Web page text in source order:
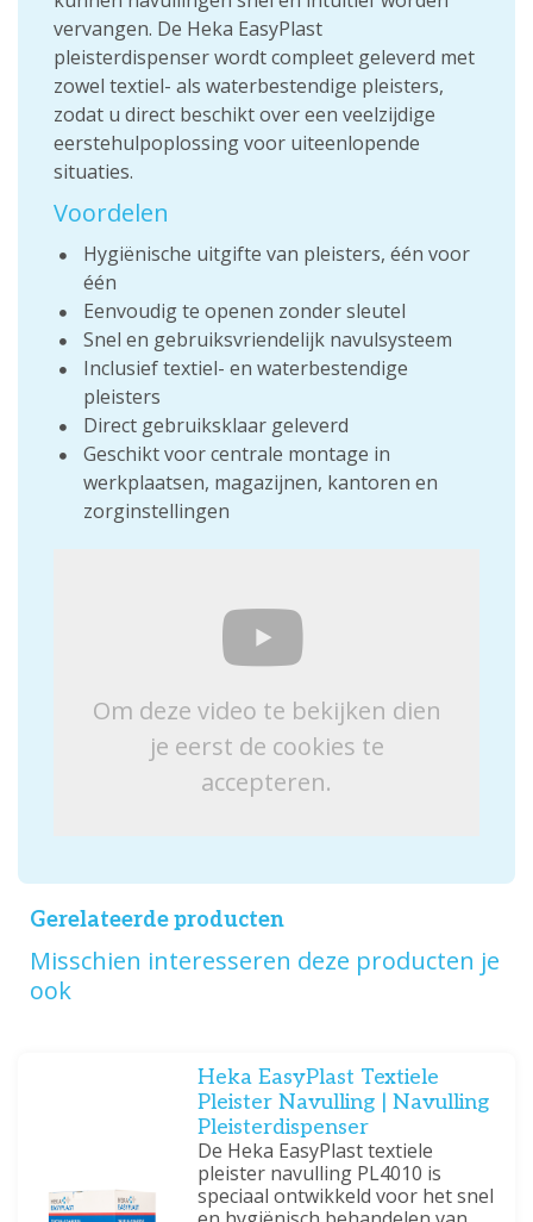
vervangen. De Heka EasyPlast
pleisterdispenser wordt compleet geleverd met
zowel textiel- als waterbestendige pleisters,
zodat u direct beschikt over een veelzijdige
eerstehulpoplossing voor uiteenlopende
situaties.
Voordelen
Hygiënische uitgifte van pleisters, één voor
één
Eenvoudig te openen zonder sleutel
Snel en gebruiksvriendelijk navulsysteem
Inclusief textiel- en waterbestendige
pleisters
Direct gebruiksklaar geleverd
Geschikt voor centrale montage in
werkplaatsen, magazijnen, kantoren en
zorginstellingen
Om deze video te bekijken dien
je eerst de cookies te
accepteren.
Gerelateerde producten
Misschien interesseren deze producten je
ook
Heka EasyPlast Textiele
Pleister Navulling | Navulling
Pleisterdispenser
De Heka EasyPlast textiele
pleister navulling PL4010 is
speciaal ontwikkeld voor het snel